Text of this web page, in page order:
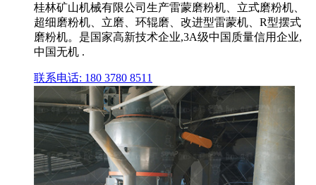
桂林矿山机械有限公司生产雷蒙磨粉机、立式磨粉机、
超细磨粉机、立磨、环辊磨、改进型雷蒙机、R型摆式
磨粉机。是国家高新技术企业,3A级中国质量信用企业,
中国无机 .
联系电话: 180 3780 8511